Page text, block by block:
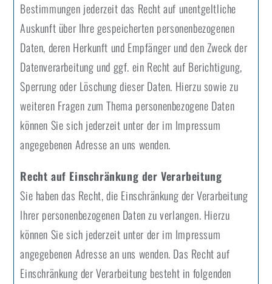
Bestimmungen jederzeit das Recht auf unentgeltliche
Auskunft über Ihre gespeicherten personenbezogenen
Daten, deren Herkunft und Empfänger und den Zweck der
Datenverarbeitung und ggf. ein Recht auf Berichtigung,
Sperrung oder Löschung dieser Daten. Hierzu sowie zu
weiteren Fragen zum Thema personenbezogene Daten
können Sie sich jederzeit unter der im Impressum
angegebenen Adresse an uns wenden.
Recht auf Einschränkung der Verarbeitung
Sie haben das Recht, die Einschränkung der Verarbeitung
Ihrer personenbezogenen Daten zu verlangen. Hierzu
können Sie sich jederzeit unter der im Impressum
angegebenen Adresse an uns wenden. Das Recht auf
Einschränkung der Verarbeitung besteht in folgenden